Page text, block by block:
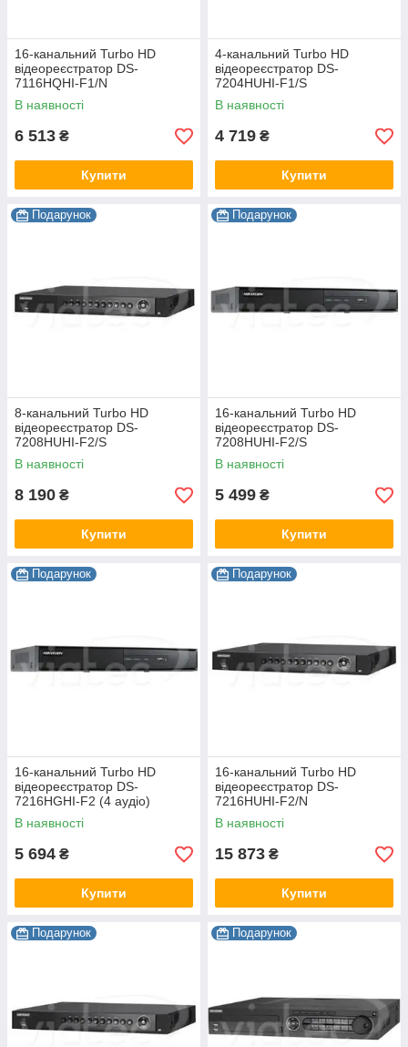
16-канальний Turbo HD
відеореєстратор DS-
7116HQHI-F1/N
В наявності
6 513 ₴
Купити
4-канальний Turbo HD
відеореєстратор DS-
7204HUHI-F1/S
В наявності
4 719 ₴
Купити
Подарунок
8-канальний Turbo HD
відеореєстратор DS-
7208HUHI-F2/S
В наявності
8 190 ₴
Купити
Подарунок
16-канальний Turbo HD
відеореєстратор DS-
7208HUHI-F2/S
В наявності
5 499 ₴
Купити
Подарунок
16-канальний Turbo HD
відеореєстратор DS-
7216HGHI-F2 (4 аудіо)
В наявності
5 694 ₴
Купити
Подарунок
16-канальний Turbo HD
відеореєстратор DS-
7216HUHI-F2/N
В наявності
15 873 ₴
Купити
Подарунок Подарунок